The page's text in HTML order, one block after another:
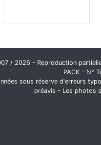
/ 2026 - Reproduction
PACK - N°
sous réserve d'erreurs
préavis - Les photos